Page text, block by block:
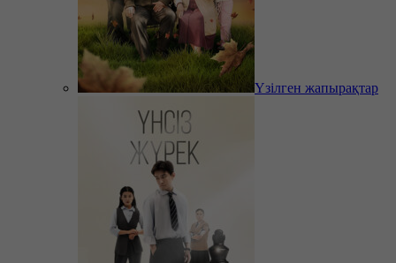
Үзілген жапырақтар